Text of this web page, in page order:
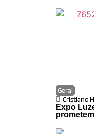
Geral
Cristiano
Expo